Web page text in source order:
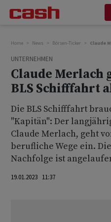
Home News Börsen-Ticker Claude
UNTERNEHMEN
Claude Merlach
BLS Schifffahrt
Die BLS Schifffahrt
"Kapitän": Der
Claude Merlach, geht
berufliche Wege ein.
Nachfolge ist
19.01.2023 11:37